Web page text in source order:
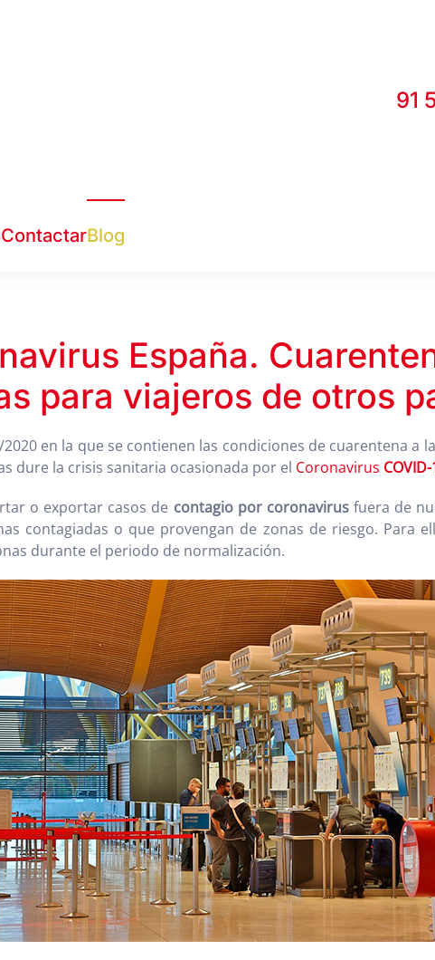
91
ContactarBlog
España.
para viajeros de otros
en la que se contienen las condiciones de cuarentena a
dure la crisis sanitaria ocasionada por el Coronavirus
o exportar casos de contagio por coronavirus fuera de
contagiadas o que provengan de zonas de riesgo. Para
durante el periodo de normalización.